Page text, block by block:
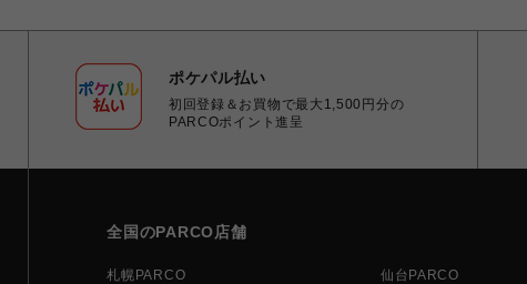
ポケパル払い
初回登録＆お買物で最大1,500円分の
PARCOポイント進呈
全国のPARCO店舗
札幌PARCO 仙台PARCO